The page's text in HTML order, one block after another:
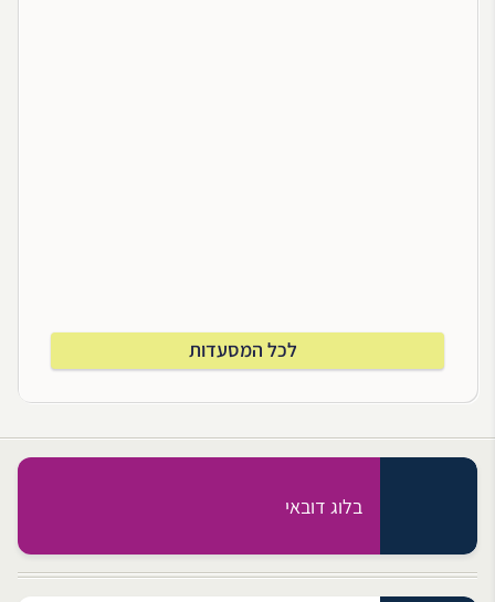
לכל המסעדות
בלוג דובאי